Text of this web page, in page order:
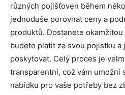
různých pojišťoven během
jednoduše porovnat ceny a
produktů. Dostanete
budete platit za svou pojistku a
poskytovat. Celý proces je
transparentní, což vám umožní
nabídku pro vaše potřeby bez